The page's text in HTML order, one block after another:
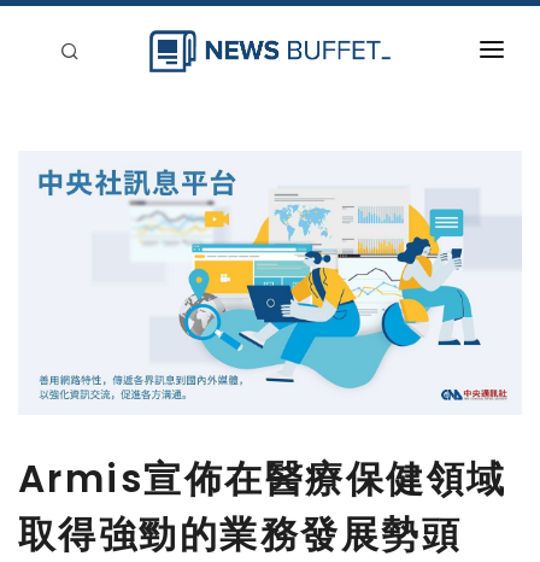
Armis宣佈在醫療保健領域
取得強勁的業務發展勢頭